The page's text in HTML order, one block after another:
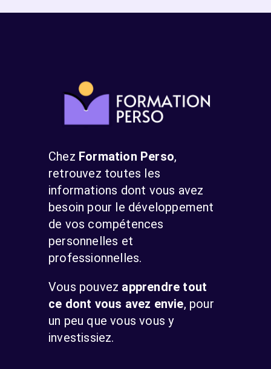
Chez Formation Perso,
retrouvez toutes les
informations dont vous avez
besoin pour le développement
de vos compétences
personnelles et
professionnelles.
Vous pouvez apprendre tout
ce dont vous avez envie, pour
un peu que vous vous y
investissiez.